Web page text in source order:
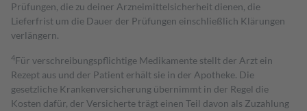
Prüfungen, die zu deiner Arzneimittelsicherheit dienen, die
Lieferfrist um die Dauer der Prüfungen einschließlich Klärungen
verlängern.
4Für verschreibungspflichtige Medikamente stellt der Arzt ein
Rezept aus und der Patient erhält sie in der Apotheke. Die
gesetzliche Krankenversicherung übernimmt in der Regel die
Kosten dafür, der Versicherte trägt einen Teil davon als Zuzahlung